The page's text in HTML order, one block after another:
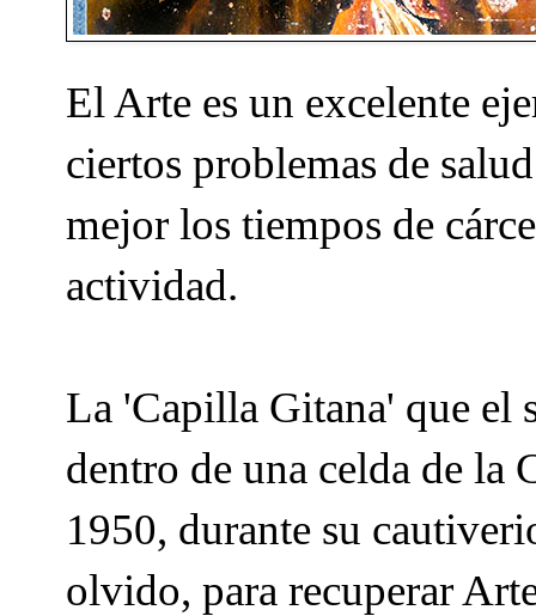
El Arte es un excelente
ciertos problemas de
mejor los tiempos de
actividad.
La 'Capilla Gitana' que el
dentro de una celda de la
1950, durante su
olvido, para recuperar